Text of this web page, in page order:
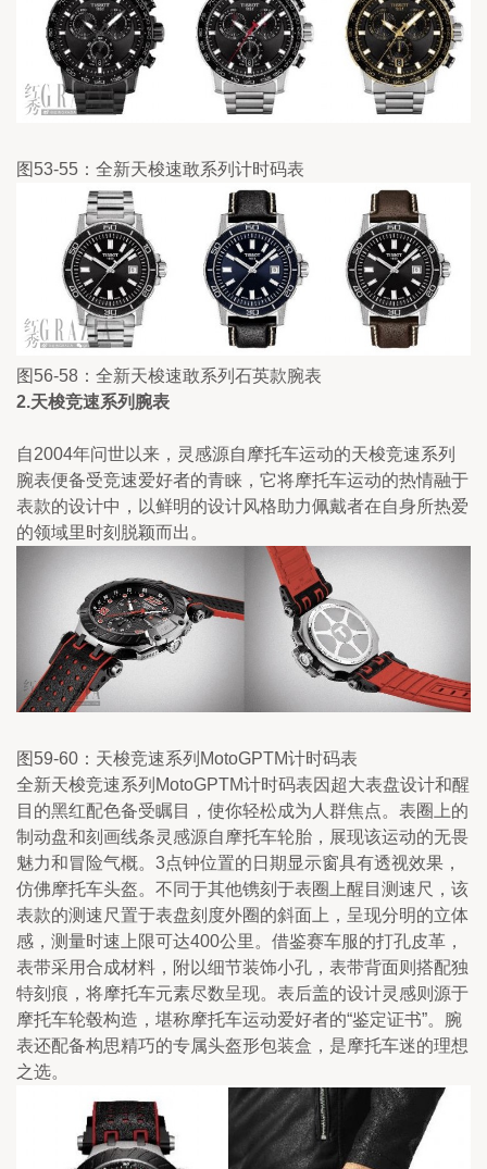
图53-55：全新天梭速敢系列计时码表
图56-58：全新天梭速敢系列石英款腕表
2.天梭竞速系列腕表
自2004年问世以来，灵感源自摩托车运动的天梭竞速系列
腕表便备受竞速爱好者的青睐，它将摩托车运动的热情融于
表款的设计中，以鲜明的设计风格助力佩戴者在自身所热爱
的领域里时刻脱颖而出。
图59-60：天梭竞速系列MotoGPTM计时码表
全新天梭竞速系列MotoGPTM计时码表因超大表盘设计和醒
目的黑红配色备受瞩目，使你轻松成为人群焦点。表圈上的
制动盘和刻画线条灵感源自摩托车轮胎，展现该运动的无畏
魅力和冒险气概。3点钟位置的日期显示窗具有透视效果，
仿佛摩托车头盔。不同于其他镌刻于表圈上醒目测速尺，该
表款的测速尺置于表盘刻度外圈的斜面上，呈现分明的立体
感，测量时速上限可达400公里。借鉴赛车服的打孔皮革，
表带采用合成材料，附以细节装饰小孔，表带背面则搭配独
特刻痕，将摩托车元素尽数呈现。表后盖的设计灵感则源于
摩托车轮毂构造，堪称摩托车运动爱好者的“鉴定证书”。腕
表还配备构思精巧的专属头盔形包装盒，是摩托车迷的理想
之选。